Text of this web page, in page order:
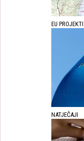
EU PROJEKTI
NATJEČAJI